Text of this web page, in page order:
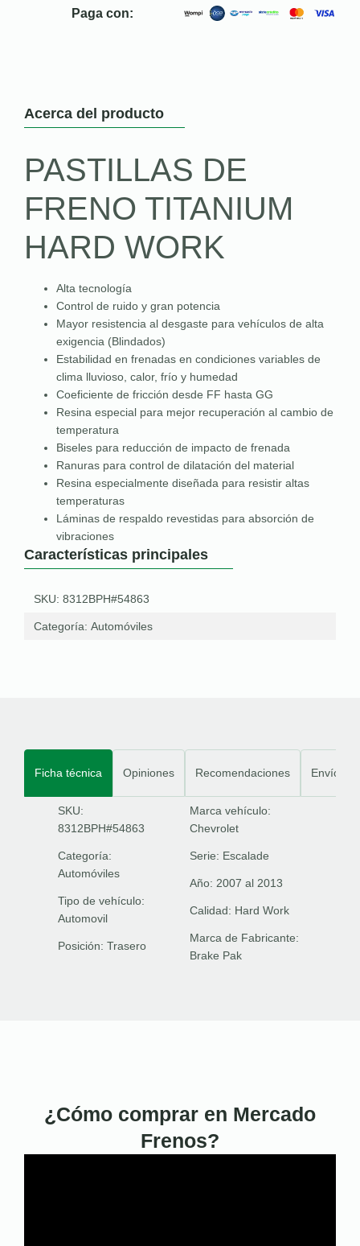
Paga con:
Acerca del producto
PASTILLAS DE
FRENO TITANIUM
HARD WORK
Alta tecnología
Control de ruido y gran potencia
Mayor resistencia al desgaste para vehículos de alta
exigencia (Blindados)
Estabilidad en frenadas en condiciones variables de
clima lluvioso, calor, frío y humedad
Coeficiente de fricción desde FF hasta GG
Resina especial para mejor recuperación al cambio de
temperatura
Biseles para reducción de impacto de frenada
Ranuras para control de dilatación del material
Resina especialmente diseñada para resistir altas
temperaturas
Láminas de respaldo revestidas para absorción de
vibraciones
Características principales
SKU: 8312BPH#54863
Categoría: Automóviles
Ficha técnica Opiniones Recomendaciones Envíos
SKU:
8312BPH#54863
Categoría:
Automóviles
Tipo de vehículo:
Automovil
Posición: Trasero
Marca vehículo:
Chevrolet
Serie: Escalade
Año: 2007 al 2013
Calidad: Hard Work
Marca de Fabricante:
Brake Pak
¿Cómo comprar en Mercado
Frenos?